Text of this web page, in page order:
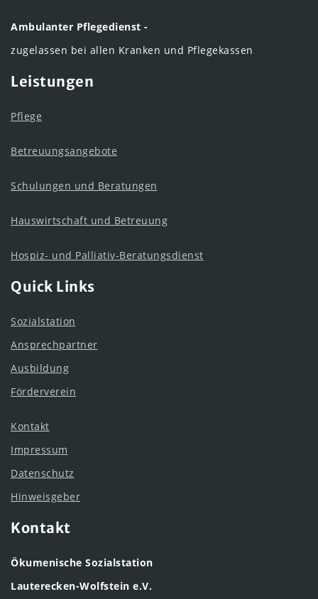
Ambulanter Pflegedienst -
zugelassen bei allen Kranken und Pflegekassen
Leistungen
Pflege
Betreuungsangebote
Schulungen und Beratungen
Hauswirtschaft und Betreuung
Hospiz- und Palliativ-Beratungsdienst
Quick Links
Sozialstation
Ansprechpartner
Ausbildung
Förderverein
Kontakt
Impressum
Datenschutz
Hinweisgeber
Kontakt
Ökumenische Sozialstation
Lauterecken-Wolfstein e.V.